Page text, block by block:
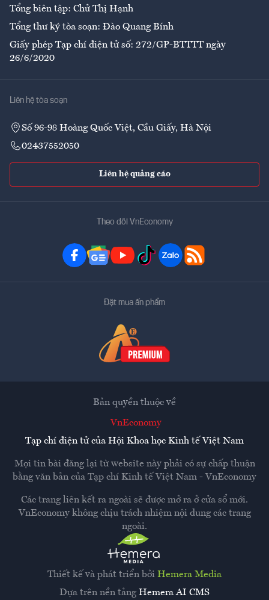
Tổng biên tập: Chử Thị Hạnh
Tổng thư ký tòa soạn: Đào Quang Bính
Giấy phép Tạp chí điện tử số: 272/GP-BTTTT ngày
26/6/2020
Liên hệ tòa soạn
Số 96-98 Hoàng Quốc Việt, Cầu Giấy, Hà Nội
02437552050
Liên hệ quảng cáo
Theo dõi VnEconomy
Đặt mua ấn phẩm
Thiết kế và phát triển bởi Hemera Media
Dựa trên nền tảng Hemera AI CMS
Bản quyền thuộc về
VnEconomy
Tạp chí điện tử của Hội Khoa học Kinh tế Việt Nam
Mọi tin bài đăng lại từ website này phải có sự chấp thuận
bằng văn bản của Tạp chí Kinh tế Việt Nam - VnEconomy
Các trang liên kết ra ngoài sẽ được mở ra ở cửa sổ mới.
VnEconomy không chịu trách nhiệm nội dung các trang
ngoài.